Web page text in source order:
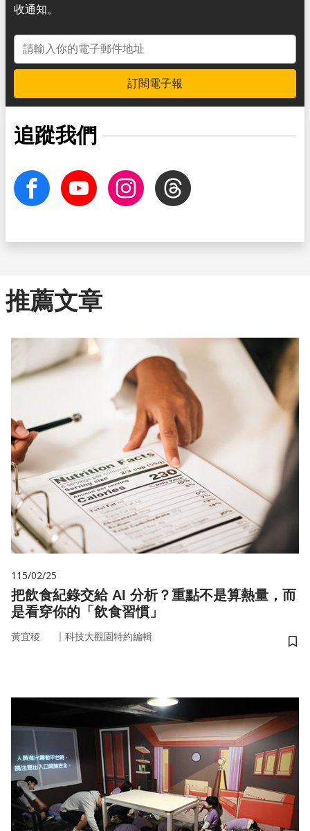
收通知。
電子郵件地址
訂閱電子報
追蹤我們
facebook Youtube InstagramThreads
推薦文章
115/02/25
把飲食紀錄交給 AI 分析？重點不是算熱量，而
是看穿你的「飲食習慣」
黃宜稜 ｜ 科技大觀園特約編輯
儲